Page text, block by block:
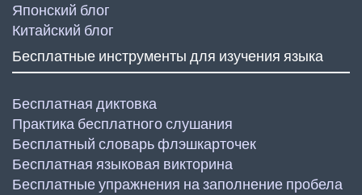
Японский блог
Китайский блог
Бесплатные инструменты для изучения языка
Бесплатная диктовка
Практика бесплатного слушания
Бесплатный словарь флэшкарточек
Бесплатная языковая викторина
Бесплатные упражнения на заполнение пробела